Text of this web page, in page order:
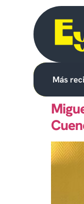
Más
fuego y el acceso a